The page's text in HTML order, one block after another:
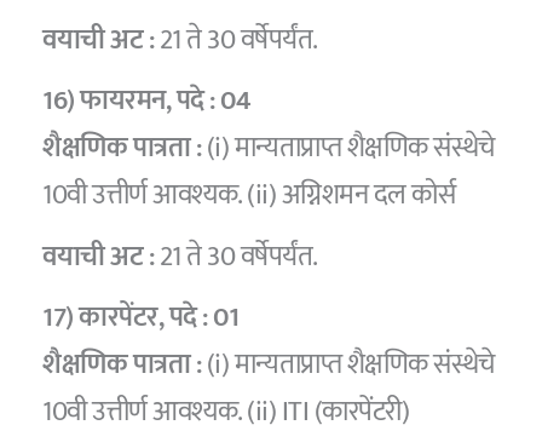
वयाची अट :21 ते 30 वर्षेपर्यंत.
16) फायरमन, पदे :04
शैक्षणिक पात्रता :(i) मान्यताप्राप्त शैक्षणिक संस्थेचे
10वी उत्तीर्ण आवश्यक. (ii) अग्निशमन दल कोर्स
वयाची अट :21 ते 30 वर्षेपर्यंत.
17) कारपेंटर, पदे :01
शैक्षणिक पात्रता :(i) मान्यताप्राप्त शैक्षणिक संस्थेचे
10वी उत्तीर्ण आवश्यक. (ii) ITI (कारपेंटरी)